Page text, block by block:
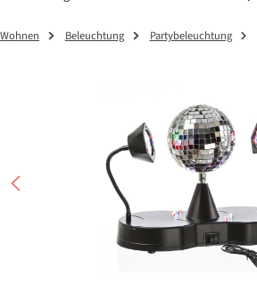
Wohnen Beleuchtung Partybeleuchtung